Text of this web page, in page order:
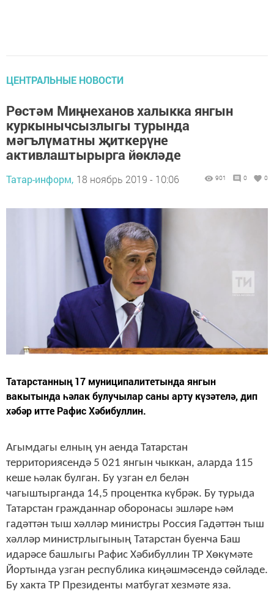
ЦЕНТРАЛЬНЫЕ НОВОСТИ
Рөстәм Миңнеханов халыкка янгын
куркынычсызлыгы турында
мәгълүматны җиткерүне
активлаштырырга йөкләде
Татар-информ, 18 ноябрь 2019 - 10:06 901 0 0
Татарстанның 17 муниципалитетында янгын
вакытында һәлак булучылар саны арту күзәтелә, дип
хәбәр итте Рафис Хәбибуллин.
Агымдагы елның ун аенда Татарстан
территориясендә 5 021 янгын чыккан, аларда 115
кеше һәлак булган. Бу узган ел белән
чагыштырганда 14,5 процентка күбрәк. Бу турыда
Татарстан гражданнар оборонасы эшләре һәм
гадәттән тыш хәлләр министры Россия Гадәттән тыш
хәлләр министрлыгының Татарстан буенча Баш
идарәсе башлыгы Рафис Хәбибуллин ТР Хөкүмәте
Йортында узган республика киңәшмәсендә сөйләде.
Бу хакта ТР Президенты матбугат хезмәте яза.